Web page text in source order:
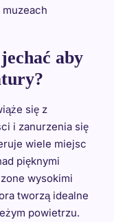
aby
się z
i zanurzenia się
wiele miejsc
pięknymi
wysokimi
tworzą idealne
powietrzu.